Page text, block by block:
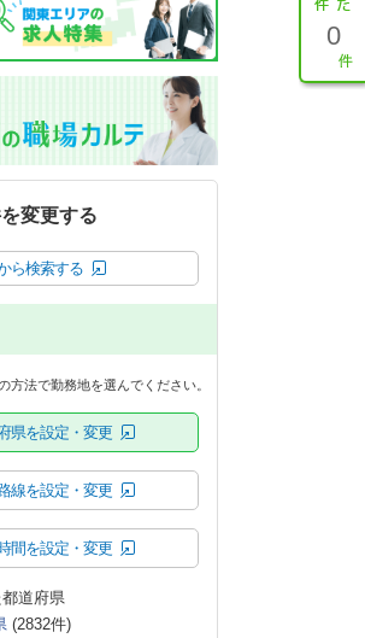
0
変更する
ら検索する
方法で勤務地を選んでください。
県を設定・変更
線を設定・変更
間を設定・変更
道府県
(2832件)